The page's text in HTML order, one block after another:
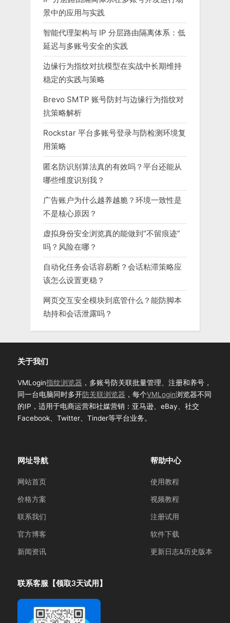
景中的应用与实践
智能代理架构与 IP 分层路由隔离体系：低
延迟与多账号安全的实践
边缘行为指纹对抗模型在实战中长期维持
稳定的实践与策略
Brevo SMTP 账号防封与边缘行为指纹对
抗策略解析
Rockstar 平台多账号登录与防检测环境复
用策略
匿名防识别算法真的有效吗？平台还能从
哪些维度识别我？
广告账户为什么越养越脆？环境一致性是
不是核心原因？
虚拟身份安全浏览真的能做到“不留痕迹”
吗？风险在哪？
自动化任务会话容易断？会话粘滞策略应
该怎么设置更稳？
网页交互安全模块到底管什么？能防脚本
劫持和会话泄露吗？
关于我们
VMLogin指纹浏览器 ，多账号防关联批量管理、注册和养号，
同一台电脑同时多开防关联浏览器 ，每个VMLogin浏览器不同
的IP，适用于电商运营和社媒营销：亚马逊、eBay、社交
Facebook、Twitter、Tinder等平台业务。
网址导航
网站首页
价格方案
联系我们
官方博客
新闻资讯
帮助中心
使用教程
视频教程
注册试用
软件下载
更新日志&历史版本
联系客服【领取3天试用】